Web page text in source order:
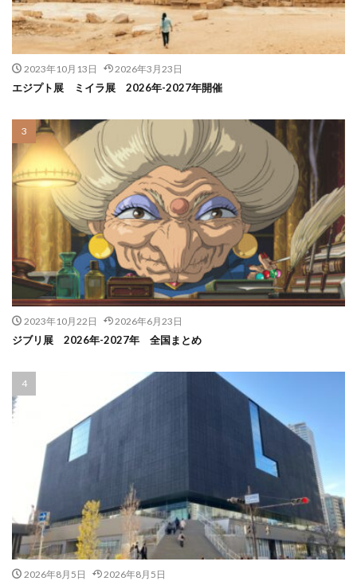
2023年10月13日 2026年3月23日
エジプト展 ミイラ展 2026年-2027年開催
2023年10月22日 2026年6月23日
ジブリ展 2026年-2027年 全国まとめ
2026年8月5日 2026年8月5日